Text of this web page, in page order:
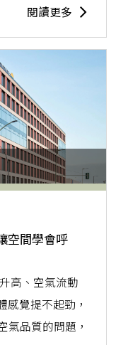
閱讀更多
空間學會呼
高、空氣流動
感覺提不起勁，
氣品質的問題，